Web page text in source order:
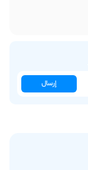
إرسال